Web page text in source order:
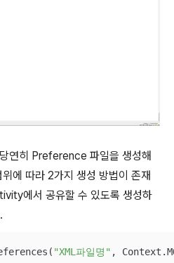
연히 Preference 파일을 생성해
에 따라 2가지 생성 방법이 존재
에서 공유할 수 있도록 생성하
"XML파일명" ,